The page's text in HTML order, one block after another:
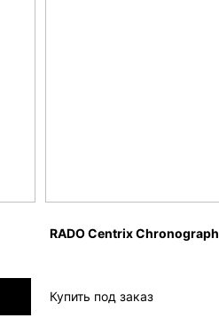
RADO Centrix Chronograph
Купить под заказ